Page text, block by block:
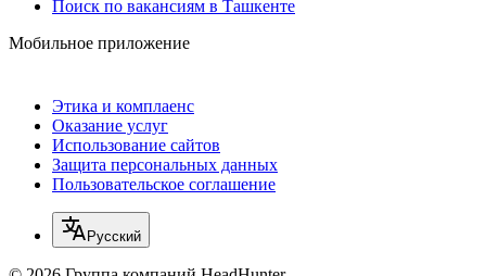
Поиск по вакансиям в Ташкенте
Мобильное приложение
Этика и комплаенс
Оказание услуг
Использование сайтов
Защита персональных данных
Пользовательское соглашение
Русский